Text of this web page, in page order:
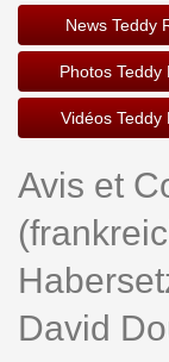
News Teddy
Photos Teddy
Vidéos Teddy
Avis et
David